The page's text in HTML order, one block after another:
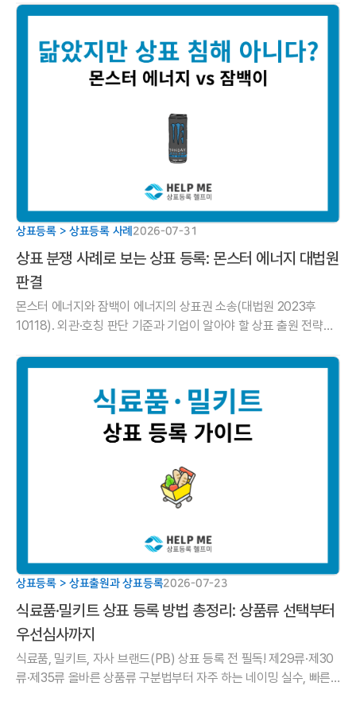
상표등록 > 상표등록 사례 2026-07-31
상표 분쟁 사례로 보는 상표 등록: 몬스터 에너지 대법원
판결
몬스터 에너지와 잠백이 에너지의 상표권 소송(대법원 2023후
10118). 외관·호칭 판단 기준과 기업이 알아야 할 상표 출원 전략을
상표등록 > 상표출원과 상표등록2026-07-23
식료품·밀키트 상표 등록 방법 총정리: 상품류 선택부터
우선심사까지
식료품, 밀키트, 자사 브랜드(PB) 상표 등록 전 필독! 제29류·제30
류·제35류 올바른 상품류 구분법부터 자주 하는 네이밍 실수, 빠른